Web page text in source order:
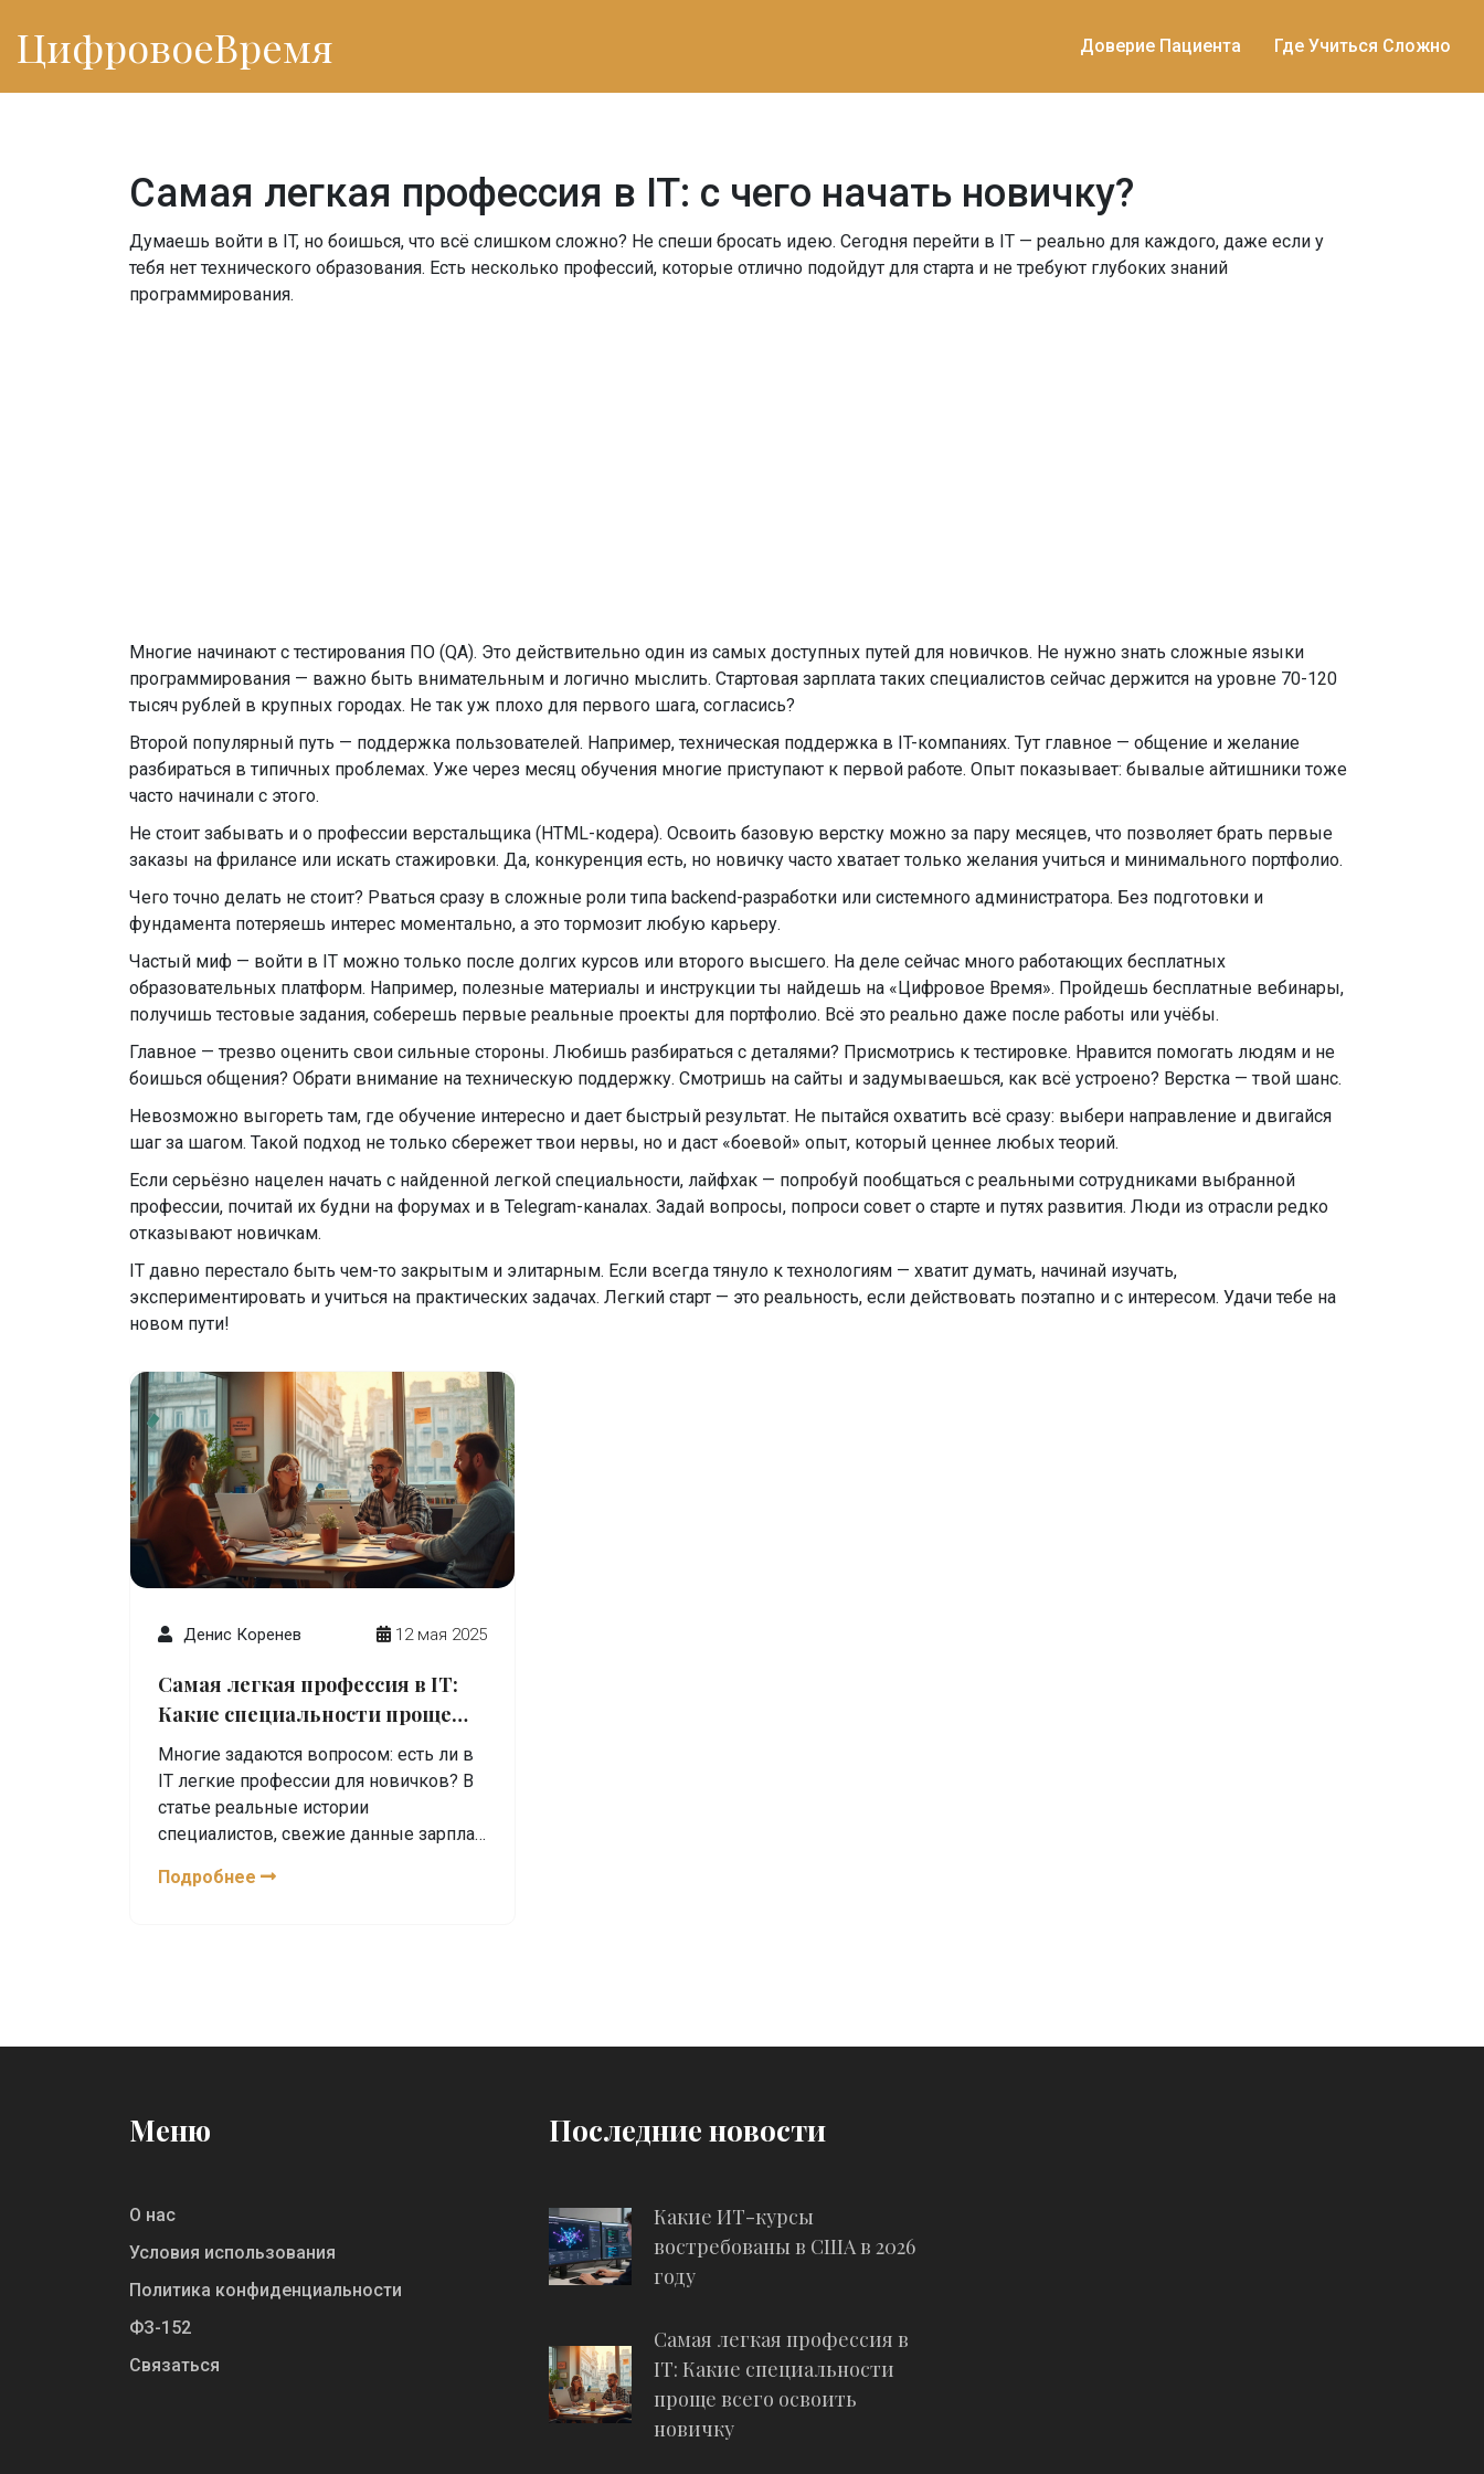
ЦифровоеВремя Доверие Пациента Где Учиться Сложно
Самая легкая профессия в IT: с чего начать новичку?
Думаешь войти в IT, но боишься, что всё слишком сложно? Не спеши бросать идею. Сегодня перейти в IT — реально для каждого, даже если у
тебя нет технического образования. Есть несколько профессий, которые отлично подойдут для старта и не требуют глубоких знаний
программирования.
Многие начинают с тестирования ПО (QA). Это действительно один из самых доступных путей для новичков. Не нужно знать сложные языки
программирования — важно быть внимательным и логично мыслить. Стартовая зарплата таких специалистов сейчас держится на уровне 70-120
тысяч рублей в крупных городах. Не так уж плохо для первого шага, согласись?
Второй популярный путь — поддержка пользователей. Например, техническая поддержка в IT-компаниях. Тут главное — общение и желание
разбираться в типичных проблемах. Уже через месяц обучения многие приступают к первой работе. Опыт показывает: бывалые айтишники тоже
часто начинали с этого.
Не стоит забывать и о профессии верстальщика (HTML-кодера). Освоить базовую верстку можно за пару месяцев, что позволяет брать первые
заказы на фрилансе или искать стажировки. Да, конкуренция есть, но новичку часто хватает только желания учиться и минимального портфолио.
Чего точно делать не стоит? Рваться сразу в сложные роли типа backend-разработки или системного администратора. Без подготовки и
фундамента потеряешь интерес моментально, а это тормозит любую карьеру.
Частый миф — войти в IT можно только после долгих курсов или второго высшего. На деле сейчас много работающих бесплатных
образовательных платформ. Например, полезные материалы и инструкции ты найдешь на «Цифровое Время». Пройдешь бесплатные вебинары,
получишь тестовые задания, соберешь первые реальные проекты для портфолио. Всё это реально даже после работы или учёбы.
Главное — трезво оценить свои сильные стороны. Любишь разбираться с деталями? Присмотрись к тестировке. Нравится помогать людям и не
боишься общения? Обрати внимание на техническую поддержку. Смотришь на сайты и задумываешься, как всё устроено? Верстка — твой шанс.
Невозможно выгореть там, где обучение интересно и дает быстрый результат. Не пытайся охватить всё сразу: выбери направление и двигайся
шаг за шагом. Такой подход не только сбережет твои нервы, но и даст «боевой» опыт, который ценнее любых теорий.
Если серьёзно нацелен начать с найденной легкой специальности, лайфхак — попробуй пообщаться с реальными сотрудниками выбранной
профессии, почитай их будни на форумах и в Telegram-каналах. Задай вопросы, попроси совет о старте и путях развития. Люди из отрасли редко
отказывают новичкам.
IT давно перестало быть чем-то закрытым и элитарным. Если всегда тянуло к технологиям — хватит думать, начинай изучать,
экспериментировать и учиться на практических задачах. Легкий старт — это реальность, если действовать поэтапно и с интересом. Удачи тебе на
новом пути!
Денис Коренев 12 мая 2025
Самая легкая профессия в IT:
Какие специальности проще
всего освоить новичку
Многие задаются вопросом: есть ли в
IT легкие профессии для новичков? В
статье реальные истории
специалистов, свежие данные зарплат
первый шаг в айти без больших
рассчитывать при выборе самой
поможет сделать обучение
Подробнее
Меню
О нас
Условия использования
Политика конфиденциальности
ФЗ-152
Связаться
Последние новости
Какие ИТ-курсы
востребованы в США в 2026
году
Самая легкая профессия в
IT: Какие специальности
проще всего освоить
новичку